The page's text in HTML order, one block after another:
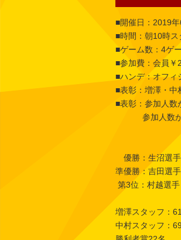
■開催日：2019年
■時間：朝10時ス
■ゲーム数：4ゲ
■参加費：会員￥
■ハンデ：オフィ
■表彰：増澤・中
■表彰：参加人
参加人数が26
優勝：生沼選
準優勝：吉田選
第3位：村越選
増澤スタッフ：
中村スタッフ：